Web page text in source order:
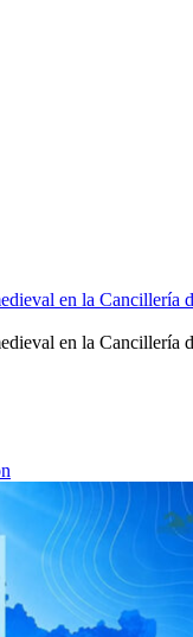
en la Cancillería
en la Cancillería